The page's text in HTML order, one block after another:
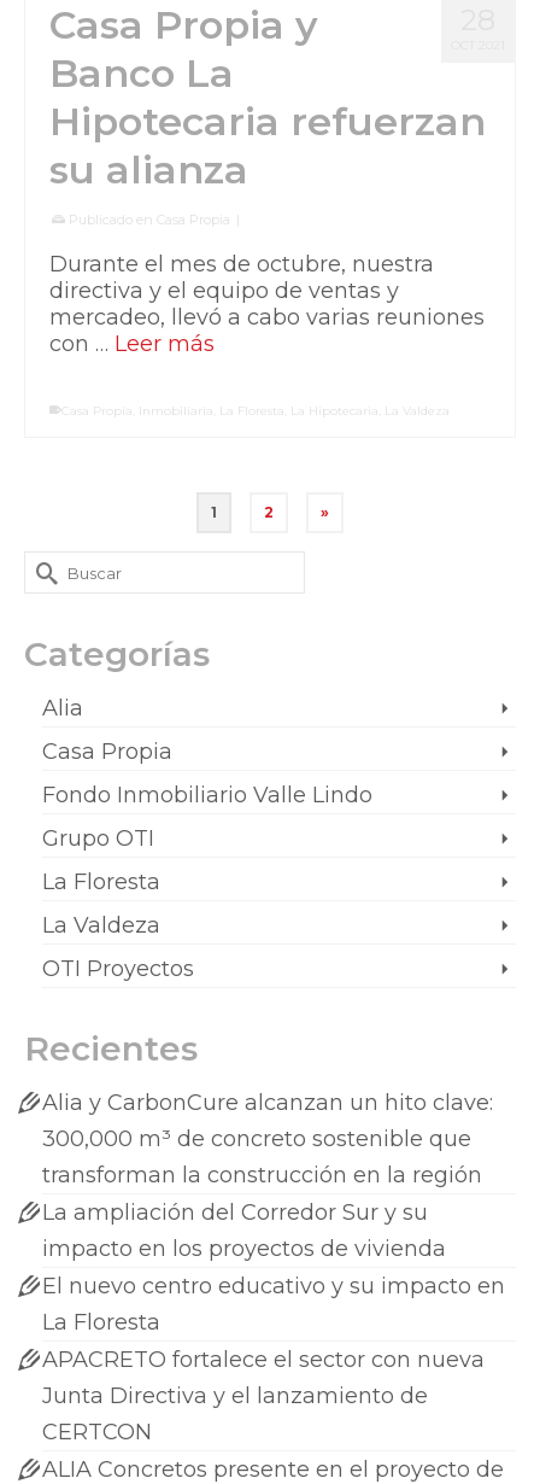
Casa Propia y
Banco La
Hipotecaria refuerzan
su alianza
Publicado en Casa Propia |
Durante el mes de octubre, nuestra
directiva y el equipo de ventas y
mercadeo, llevó a cabo varias reuniones
con … Leer más
Casa Propia Inmobiliaria La Floresta La Hipotecaria La Valdeza
1 2 »
Categorías
Alia
Casa Propia
Fondo Inmobiliario Valle Lindo
Grupo OTI
La Floresta
La Valdeza
OTI Proyectos
Recientes
Alia y CarbonCure alcanzan un hito clave:
300,000 m³ de concreto sostenible que
transforman la construcción en la región
La ampliación del Corredor Sur y su
impacto en los proyectos de vivienda
El nuevo centro educativo y su impacto en
La Floresta
APACRETO fortalece el sector con nueva
Junta Directiva y el lanzamiento de
CERTCON
ALIA Concretos presente en el proyecto de